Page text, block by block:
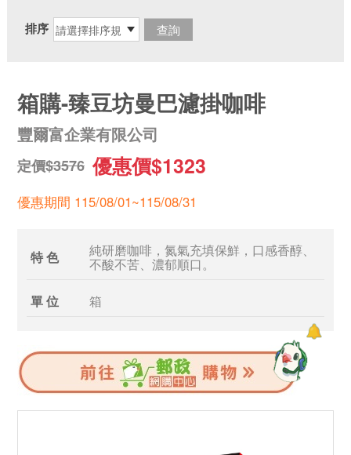
排序
箱購-臻豆坊曼巴濾掛咖啡
豐爾富企業有限公司
定價$3576 優惠價$1323
優惠期間 115/08/01~115/08/31
特 色 純研磨咖啡，氮氣充填保鮮，口感香醇、
不酸不苦、濃郁順口。
單 位 箱